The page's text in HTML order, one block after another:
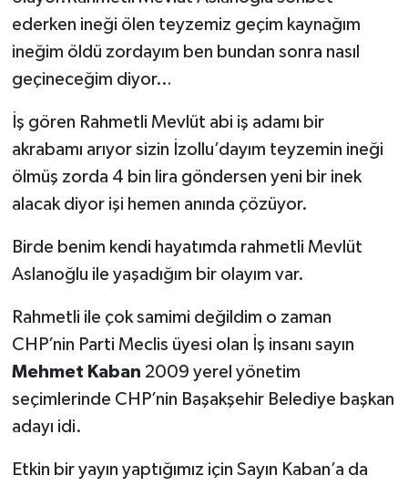
ederken ineği ölen teyzemiz geçim kaynağım
ineğim öldü zordayım ben bundan sonra nasıl
geçineceğim diyor…
İş gören Rahmetli Mevlüt abi iş adamı bir
akrabamı arıyor sizin İzollu’dayım teyzemin ineği
ölmüş zorda 4 bin lira göndersen yeni bir inek
alacak diyor işi hemen anında çözüyor.
Birde benim kendi hayatımda rahmetli Mevlüt
Aslanoğlu ile yaşadığım bir olayım var.
Rahmetli ile çok samimi değildim o zaman
CHP’nin Parti Meclis üyesi olan İş insanı sayın
Mehmet Kaban 2009 yerel yönetim
seçimlerinde CHP’nin Başakşehir Belediye başkan
adayı idi.
Etkin bir yayın yaptığımız için Sayın Kaban’a da